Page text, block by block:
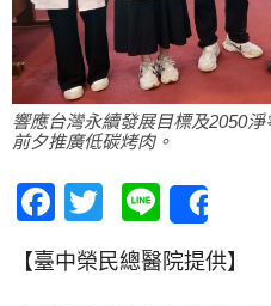
響應台灣永續發展目標及2050
前夕推廣低碳烤肉。
Facebook
Twitter
Line
【臺中榮民總醫院提供】